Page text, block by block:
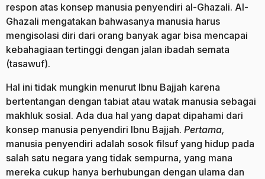
respon atas konsep manusia penyendiri al-Ghazali. Al-
Ghazali mengatakan bahwasanya manusia harus
mengisolasi diri dari orang banyak agar bisa mencapai
kebahagiaan tertinggi dengan jalan ibadah semata
(tasawuf).
Hal ini tidak mungkin menurut Ibnu Bajjah karena
bertentangan dengan tabiat atau watak manusia sebagai
makhluk sosial. Ada dua hal yang dapat dipahami dari
konsep manusia penyendiri Ibnu Bajjah. Pertama,
manusia penyendiri adalah sosok filsuf yang hidup pada
salah satu negara yang tidak sempurna, yang mana
mereka cukup hanya berhubungan dengan ulama dan